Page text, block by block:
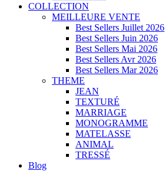
COLLECTION
MEILLEURE VENTE
Best Sellers Juillet 2026
Best Sellers Juin 2026
Best Sellers Mai 2026
Best Sellers Avr 2026
Best Sellers Mar 2026
THEME
JEAN
TEXTURÉ
MARRIAGE
MONOGRAMME
MATELASSE
ANIMAL
TRESSÉ
Blog